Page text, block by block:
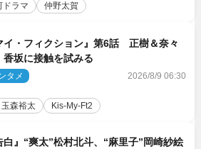
ドラマ 仲野太賀
イ・フィクション』第6話 正樹＆奈々
香坂に接触を試みる
タメ 2026/8/9 06:30
玉森裕太 Kis‐My‐Ft2
白』“爽太”松村北斗、“麻里子”岡崎紗絵